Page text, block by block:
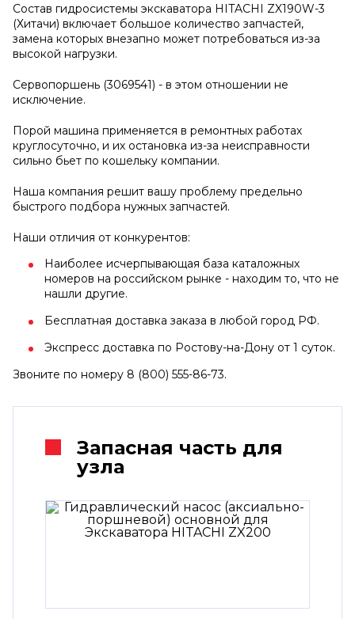
Состав гидросистемы экскаватора HITACHI ZX190W-3
(Хитачи) включает большое количество запчастей,
замена которых внезапно может потребоваться из-за
высокой нагрузки.
Сервопоршень (3069541) - в этом отношении не
исключение.
Порой машина применяется в ремонтных работах
круглосуточно, и их остановка из-за неисправности
сильно бьет по кошельку компании.
Наша компания решит вашу проблему предельно
быстрого подбора нужных запчастей.
Наши отличия от конкурентов:
Наиболее исчерпывающая база каталожных
номеров на российском рынке - находим то, что не
нашли другие.
Бесплатная доставка заказа в любой город РФ.
Экспресс доставка по Ростову-на-Дону от 1 суток.
Звоните по номеру 8 (800) 555-86-73.
Запасная часть для
узла